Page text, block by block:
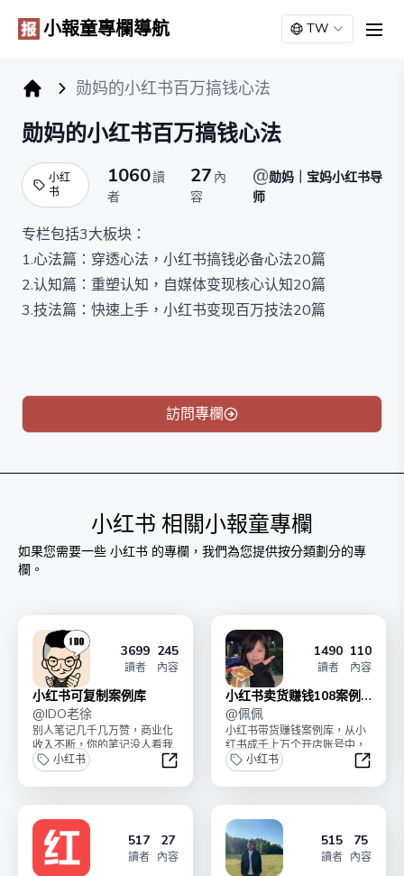
小報童專欄導航 TW
勋妈的小红书百万搞钱心法
勋妈的小红书百万搞钱心法
小红
书
1060讀
者
27 內
容
@勋妈｜宝妈小红书导
师
专栏包括3大板块：
1.心法篇：穿透心法，小红书搞钱必备心法20篇
2.认知篇：重塑认知，自媒体变现核心认知20篇
3.技法篇：快速上手，小红书变现百万技法20篇
每周至少2篇，一共更新60篇。
原价199元，内测价29元，一次订阅，长期有效。
精选自媒体书籍合集」「小红书运营工具包」。
訪問專欄
小红书 相關小報童專欄
如果您需要一些 小红书 的專欄，我們為您提供按分類劃分的專
欄。
3699
讀者
245
內容
小红书可复制案例库
@IDO老徐
别人笔记几千几万赞，商业化
收入不断，你的笔记没人看我
是IDO老徐，帮你手工精选了
220 个小红书可...
小红书
小红书可复制案例库
1490
讀者
110
內容
小红书卖货赚钱108案例
库
@佩佩
小红书带货赚钱案例库，从小
红书成千上万个开店账号中，
手动拆解108个小红书开店赚
钱的真实案例。近8万...
小红书
小红
517
讀者
27
內容
515
讀者
75
內容